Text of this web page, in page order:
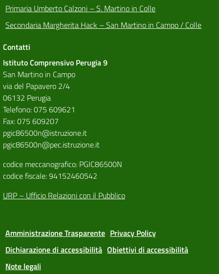
Primaria Umberto Calzoni – S. Martino in Colle
Secondaria Margherita Hack – San Martino in Campo / Colle
Contatti
Istituto Comprensivo Perugia 9
San Martino in Campo
via del Papavero 2/4
06132 Perugia
Telefono: 075 609621
Fax: 075 609207
pgic86500n@istruzione.it
pgic86500n@pec.istruzione.it
codice meccanografico: PGIC86500N
codice fiscale: 94152460542
URP – Ufficio Relazioni con il Pubblico
Amministrazione Trasparente Privacy Policy
Dichiarazione di accessibilità Obiettivi di accessibilità
Note legali